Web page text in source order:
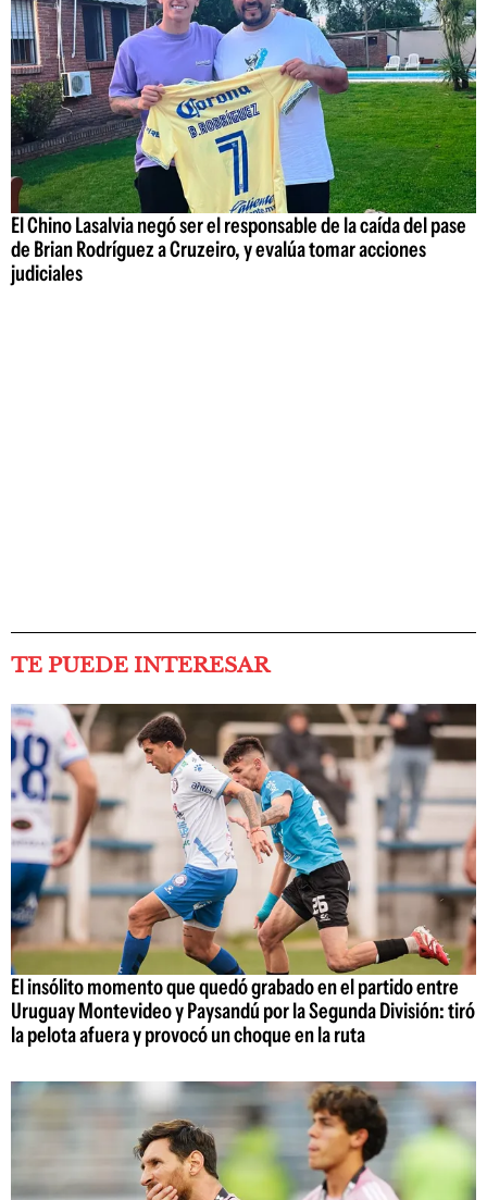
El Chino Lasalvia negó ser el responsable de la caída del pase
de Brian Rodríguez a Cruzeiro, y evalúa tomar acciones
judiciales
TE PUEDE INTERESAR
El insólito momento que quedó grabado en el partido entre
Uruguay Montevideo y Paysandú por la Segunda División: tiró
la pelota afuera y provocó un choque en la ruta